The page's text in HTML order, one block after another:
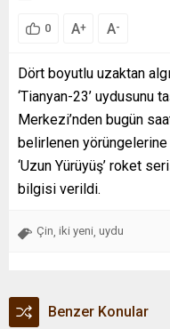
0 A+ A-
Dört boyutlu uzaktan
‘Tianyan-23’ uydusunu
Merkezi’nden bugün
belirlenen yörüngelerine
‘Uzun Yürüyüş’ roket
bilgisi verildi.
Çin iki yeni uydu
Benzer Konular